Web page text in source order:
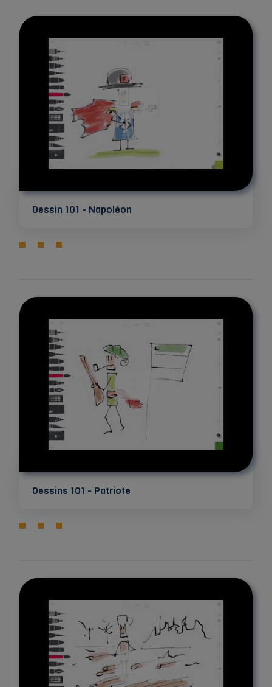
Dessin 101 - Napoléon
Dessins 101 - Patriote